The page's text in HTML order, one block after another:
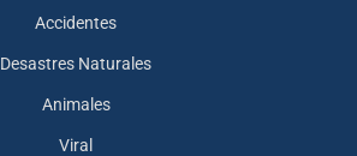
Accidentes
Desastres Naturales
Animales
Viral